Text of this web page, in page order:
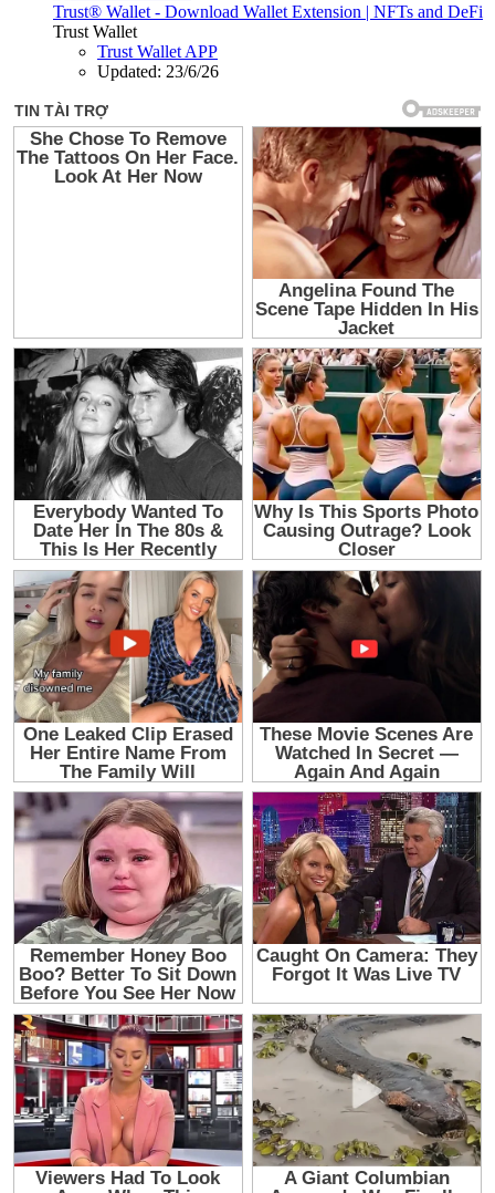
Trust® Wallet - Download Wallet Extension | NFTs and DeFi
Trust Wallet
Trust Wallet APP
Updated: 23/6/26